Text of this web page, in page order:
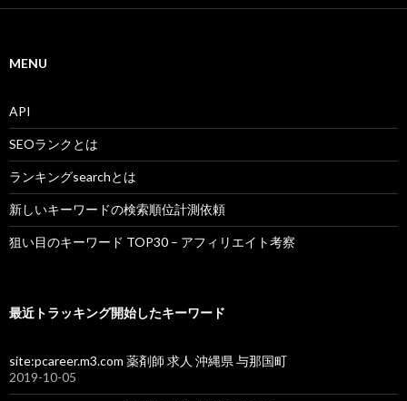
MENU
API
SEOランクとは
ランキングsearchとは
新しいキーワードの検索順位計測依頼
狙い目のキーワード TOP30 – アフィリエイト考察
最近トラッキング開始したキーワード
site:pcareer.m3.com 薬剤師 求人 沖縄県 与那国町
2019-10-05